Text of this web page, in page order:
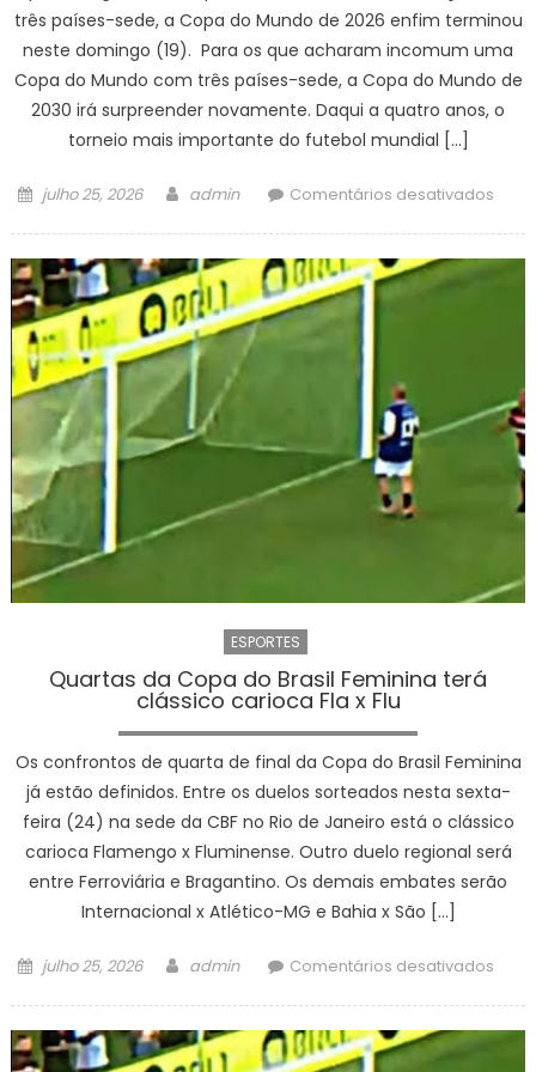
três países-sede, a Copa do Mundo de 2026 enfim terminou
neste domingo (19). Para os que acharam incomum uma
Copa do Mundo com três países-sede, a Copa do Mundo de
2030 irá surpreender novamente. Daqui a quatro anos, o
torneio mais importante do futebol mundial […]
Posted
julho 25, 2026 Author
admin Comentários desativados
com
sede
ESPORTES
Quartas da Copa do Brasil Feminina terá
clássico carioca Fla x Flu
Os confrontos de quarta de final da Copa do Brasil Feminina
já estão definidos. Entre os duelos sorteados nesta sexta-
feira (24) na sede da CBF no Rio de Janeiro está o clássico
carioca Flamengo x Fluminense. Outro duelo regional será
entre Ferroviária e Bragantino. Os demais embates serão
Internacional x Atlético-MG e Bahia x São […]
Posted
julho 25, 2026 Author
admin Comentários desativados